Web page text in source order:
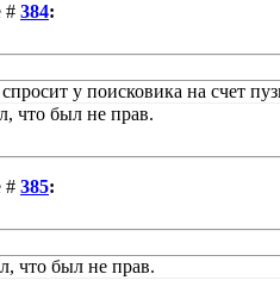
# 384:
у поисковика на счет
что был не прав.
# 385:
что был не прав.